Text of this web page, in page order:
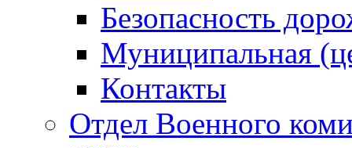
Безопасность
Муниципальная
Контакты
Отдел Военного